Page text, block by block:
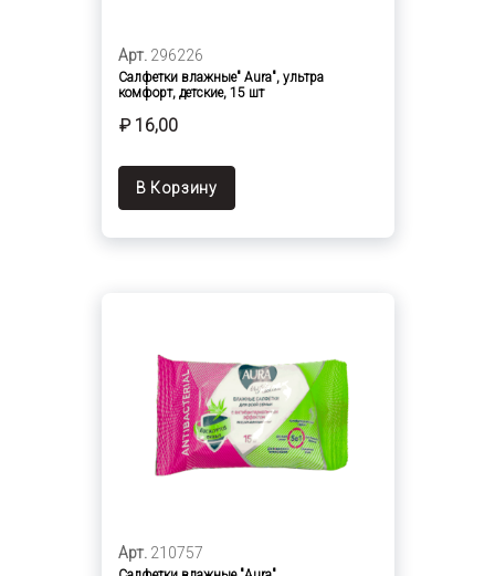
Арт. 296226
Салфетки влажные" Aura", ультра
комфорт, детские, 15 шт
₽ 16,00
В Корзину
Арт. 210757